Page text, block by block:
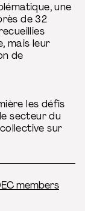
une
de 32
mais leur
de
les défis
secteur du
sur
members